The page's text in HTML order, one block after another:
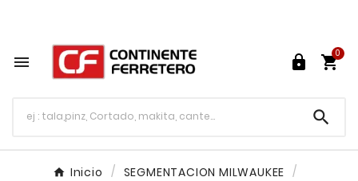
  
0

Inicio
SEGMENTACION MILWAUKEE